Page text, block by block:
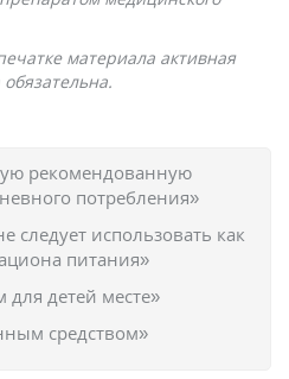
материала активная
рекомендованную
потребления»
следует использовать как
питания»
для детей месте»
средством»